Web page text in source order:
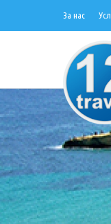
За нас